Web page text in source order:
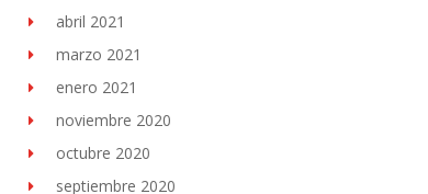
abril 2021
marzo 2021
enero 2021
noviembre 2020
octubre 2020
septiembre 2020